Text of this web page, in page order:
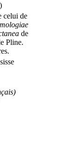
celui de
de
Pline.